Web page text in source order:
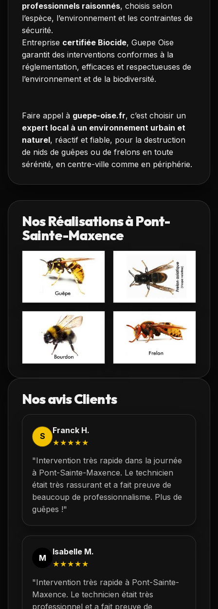
professionnels raisonnés, choisis selon
l’espèce, l’environnement et les contraintes de
sécurité.
Entreprise certifiée Biocide, Guepe Oise
garantit des interventions conformes à la
réglementation, efficaces et respectueuses de
l’environnement et de la biodiversité.
Faire appel à guepe-oise.fr, c’est choisir un
expert local à un environnement urbain et
naturel, réactif et fiable, pour la destruction
de nids de guêpes ou de frelons en toute
sérénité, en centre-ville comme en périphérie.
Nos Réalisations àPont-
Sainte-Maxence
Nos avis Clients
S
Franck H.
★★★★★
"Intervention très rapide dans la journée
à Pont-Sainte-Maxence. Le technicien
était très rassurant et a fait preuve de
beaucoup de professionnalisme. Plus de
guêpes !"
M
Isabelle M.
★★★★★
"Intervention très rapide à Pont-Sainte-
Maxence. Le technicien était très
professionnel et a fait preuve de